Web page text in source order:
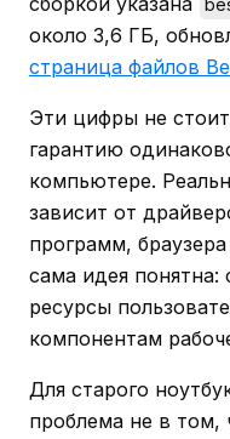
около 3,6 ГБ,
страница файлов
Эти цифры не
гарантию
компьютере.
зависит от
программ,
сама идея понятна:
ресурсы
компонентам
Для старого
проблема не в том,